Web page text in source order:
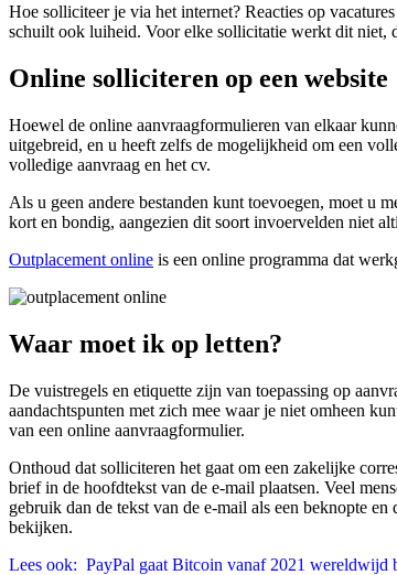
Hoe solliciteer je via het internet? Reacties op
schuilt ook luiheid. Voor elke sollicitatie werkt dit niet,
Online solliciteren op een website
Hoewel de online aanvraagformulieren van elkaar
uitgebreid, en u heeft zelfs de mogelijkheid om een
volledige aanvraag en het cv.
Als u geen andere bestanden kunt toevoegen, moet u
kort en bondig, aangezien dit soort invoervelden niet
Outplacement online is een online programma dat
Waar moet ik op letten?
De vuistregels en etiquette zijn van toepassing op
aandachtspunten met zich mee waar je niet omheen
van een online aanvraagformulier.
Onthoud dat solliciteren het gaat om een zakelijke
brief in de hoofdtekst van de e-mail plaatsen. Veel
gebruik dan de tekst van de e-mail als een beknopte
bekijken.
Lees ook: PayPal gaat Bitcoin vanaf 2021 wereldwijd